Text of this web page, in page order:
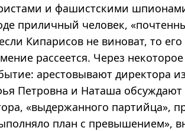
и фашистскими
приличный человек,
Кипарисов не виноват, то
рассеется. Через
арестовывают директора
Петровна и Наташа
«выдержанного партийца»,
план с превышением»,